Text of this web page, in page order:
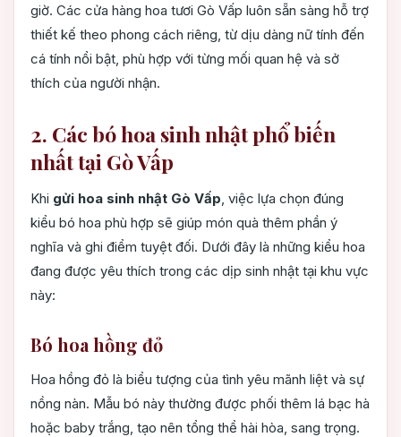
giờ. Các cửa hàng hoa tươi Gò Vấp luôn sẵn sàng hỗ trợ
thiết kế theo phong cách riêng, từ dịu dàng nữ tính đến
cá tính nổi bật, phù hợp với từng mối quan hệ và sở
thích của người nhận.
2. Các bó hoa sinh nhật phổ biến
nhất tại Gò Vấp
Khi gửi hoa sinh nhật Gò Vấp, việc lựa chọn đúng
kiểu bó hoa phù hợp sẽ giúp món quà thêm phần ý
nghĩa và ghi điểm tuyệt đối. Dưới đây là những kiểu hoa
đang được yêu thích trong các dịp sinh nhật tại khu vực
này:
Bó hoa hồng đỏ
Hoa hồng đỏ là biểu tượng của tình yêu mãnh liệt và sự
nồng nàn. Mẫu bó này thường được phối thêm lá bạc hà
hoặc baby trắng, tạo nên tổng thể hài hòa, sang trọng.